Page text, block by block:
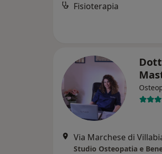
Fisioterapia
Studio Osteopatia e